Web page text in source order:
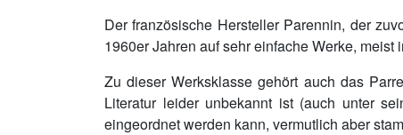
Der französische Hersteller Parennin, der
1960er Jahren auf sehr einfache Werke, meist
Zu dieser Werksklasse gehört auch das
Literatur leider unbekannt ist (auch unter
eingeordnet werden kann, vermutlich aber